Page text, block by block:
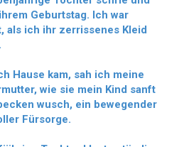
Geburtstag. Ich war
als ich ihr zerrissenes Kleid
Hause kam, sah ich meine
wie sie mein Kind sanft
wusch, ein bewegender
Fürsorge.